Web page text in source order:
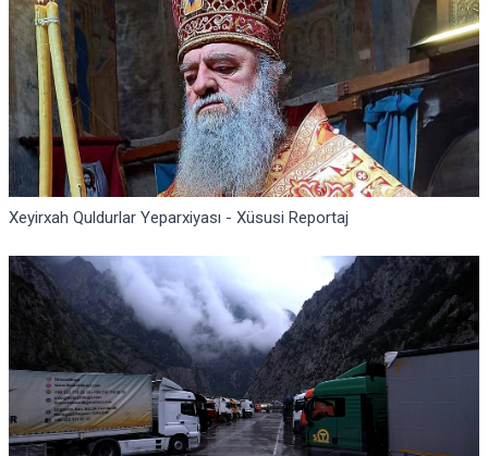
Xeyirxah Quldurlar Yeparxiyası - Xüsusi Reportaj